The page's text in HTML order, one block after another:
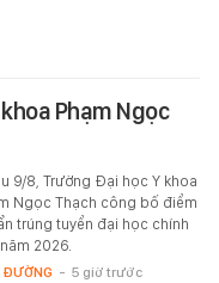
Phạm Ngọc
9/8, Trường Đại học Y khoa
Ngọc Thạch công bố điểm
trúng tuyển đại học chính
2026.
ĐƯỜNG - 5 giờ trước